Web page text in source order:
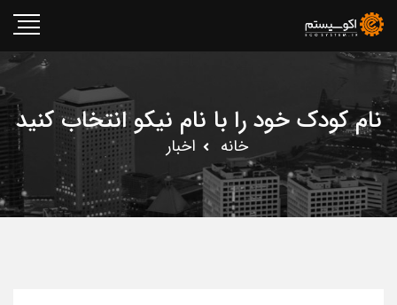
نام کودک خود را با نام نیکو انتخاب کنید
خانه اخبار